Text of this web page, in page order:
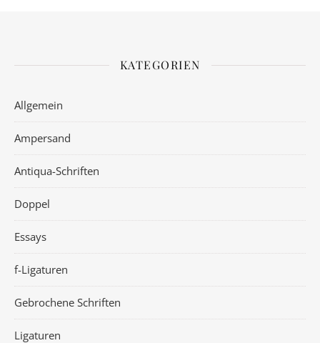
KATEGORIEN
Allgemein
Ampersand
Antiqua-Schriften
Doppel
Essays
f-Ligaturen
Gebrochene Schriften
Ligaturen